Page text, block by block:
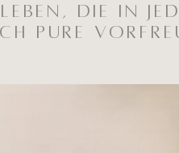
die in
pure